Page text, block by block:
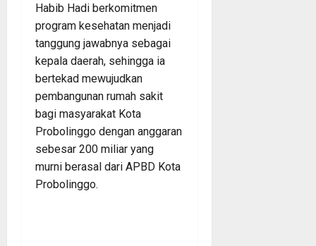
Habib Hadi berkomitmen
program kesehatan menjadi
tanggung jawabnya sebagai
kepala daerah, sehingga ia
bertekad mewujudkan
pembangunan rumah sakit
bagi masyarakat Kota
Probolinggo dengan anggaran
sebesar 200 miliar yang
murni berasal dari APBD Kota
Probolinggo.